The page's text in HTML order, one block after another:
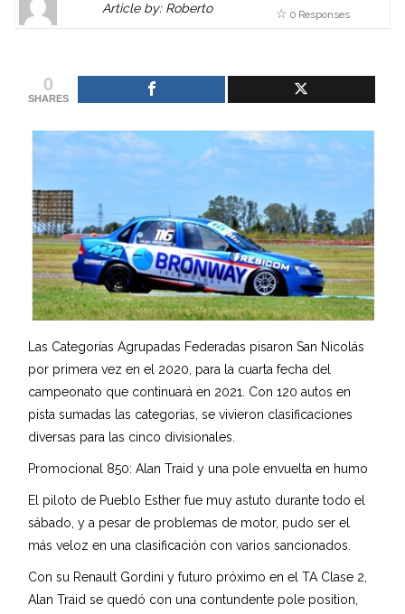
Gravatar
link
page.
Article by: Roberto
or
other
works.
0 Responses
0
SHARES
Las Categorías Agrupadas Federadas pisaron San Nicolás
por primera vez en el 2020, para la cuarta fecha del
campeonato que continuará en 2021. Con 120 autos en
pista sumadas las categorias, se vivieron clasificaciones
diversas para las cinco divisionales.
Promocional 850: Alan Traid y una pole envuelta en humo
El piloto de Pueblo Esther fue muy astuto durante todo el
sábado, y a pesar de problemas de motor, pudo ser el
más veloz en una clasificación con varios sancionados.
Con su Renault Gordini y futuro próximo en el TA Clase 2,
Alan Traid se quedó con una contundente pole position,